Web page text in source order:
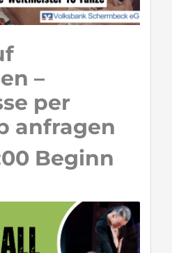
–
per
anfragen
Beginn